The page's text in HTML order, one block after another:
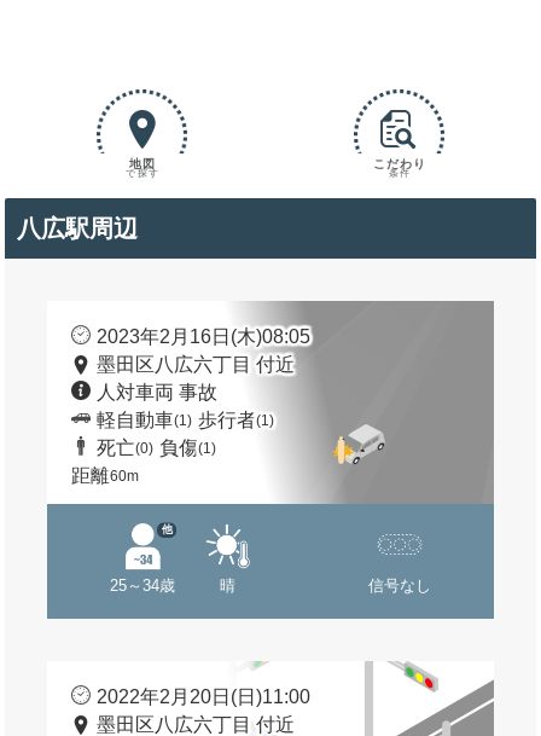
地図
で探す
こだわり
条件
八広駅周辺
2023年2月16日(木)08:05
墨田区八広六丁目 付近
人対車両 事故
軽自動車(1) 歩行者(1)
死亡(0) 負傷(1)
距離60m
25～34歳
他
晴 信号なし
2022年2月20日(日)11:00
墨田区八広六丁目 付近